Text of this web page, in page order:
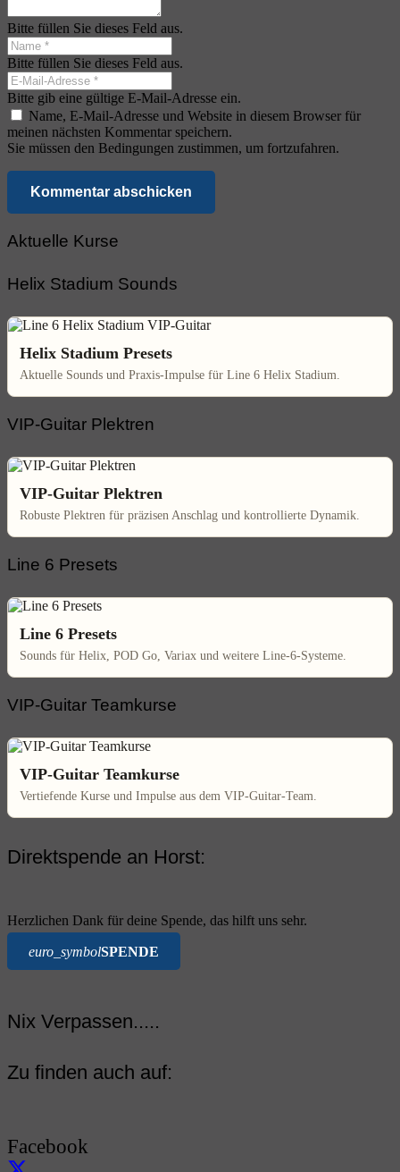
Bitte füllen Sie dieses Feld aus.
Bitte füllen Sie dieses Feld aus.
Bitte gib eine gültige E-Mail-Adresse ein.
Name, E-Mail-Adresse und Website in diesem Browser für
meinen nächsten Kommentar speichern.
Sie müssen den Bedingungen zustimmen, um fortzufahren.
Kommentar abschicken
Aktuelle Kurse
Helix Stadium Sounds
Helix Stadium Presets
Aktuelle Sounds und Praxis-Impulse für Line 6 Helix Stadium.
VIP-Guitar Plektren
VIP-Guitar Plektren
Robuste Plektren für präzisen Anschlag und kontrollierte Dynamik.
Line 6 Presets
Line 6 Presets
Sounds für Helix, POD Go, Variax und weitere Line-6-Systeme.
VIP-Guitar Teamkurse
VIP-Guitar Teamkurse
Vertiefende Kurse und Impulse aus dem VIP-Guitar-Team.
Direktspende an Horst:
Herzlichen Dank für deine Spende, das hilft uns sehr.
euro_symbolSPENDE
Nix Verpassen.....
Zu finden auch auf:
Facebook